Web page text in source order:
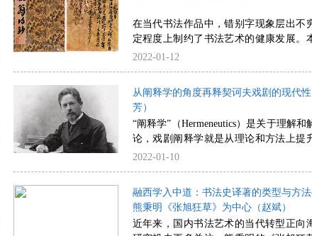
介的属性，从而增强了观众的参与体验
看，跨媒介、互动感和沉浸体验可能是
微短剧强化自身特质、吸引更多观众的
当下网络微短剧对“爽点”的一味追求和
人物标签化、场面情绪化、作品流量化
成为值得警惕的现象。
在当代书法作品中，错别字现象层出不
定程度上制约了书法艺术的健康发展。
当代书法创作中常见的错别字现象进行
的重要原因是文字学教育的缺失等所致
减少或避免错别字现象提出笔者的应对之
2022-01-12
从阐释学的角度再释契诃夫戏剧的现代
芳）
“阐释学”（Hermeneutics）是关于理解和
论，戏剧阐释学就是从理论和方法上提
对人类历史中的一切戏剧文本（特别
在细读契诃夫戏剧文本的基础上，从超
美学思想、审美空间和意义空间、存在
思考和现代性品格等三个方面，力求从
2022-01-10
融西学入中道：书法史译著的类型与方
熊秉明《张旭狂草》为中心（赵斌）
近年来，国内书法艺术的当代转型正向